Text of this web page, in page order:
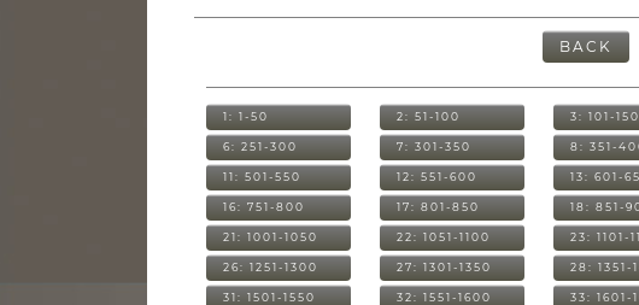
BACK
1: 1-50 2: 51-100 3: 101-150
6: 251-300 7: 301-350 8: 351-
11: 501-550 12: 551-600 13: 601-
16: 751-800 17: 801-850 18: 851-
21: 1001-1050 22: 1051-1100 23: 1101-
26: 1251-1300 27: 1301-1350 28: 1351-
31: 1501-1550 32: 1551-1600 33: 1601-